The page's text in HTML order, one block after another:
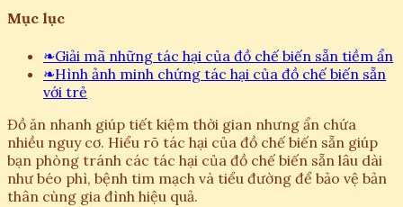
Mục lục
❧Giải mã những tác hại của đồ chế biến sẵn tiềm ẩn
❧Hình ảnh minh chứng tác hại của đồ chế biến sẵn
với trẻ
Đồ ăn nhanh giúp tiết kiệm thời gian nhưng ẩn chứa
nhiều nguy cơ. Hiểu rõ tác hại của đồ chế biến sẵn giúp
bạn phòng tránh các tác hại của đồ chế biến sẵn lâu dài
như béo phì, bệnh tim mạch và tiểu đường để bảo vệ bản
thân cùng gia đình hiệu quả.